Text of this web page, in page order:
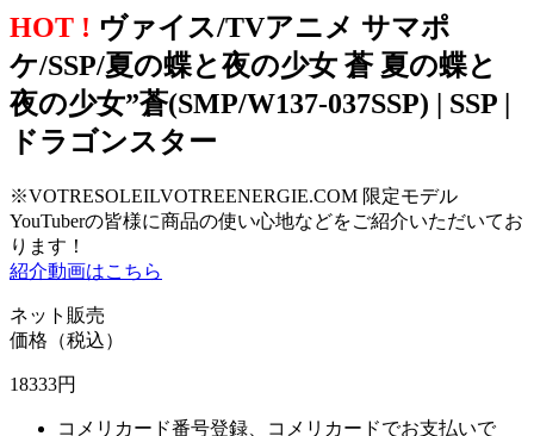
HOT ! ヴァイス/TVアニメ サマポ
ケ/SSP/夏の蝶と夜の少女 蒼 夏の蝶と
夜の少女”蒼(SMP/W137-037SSP) | SSP |
ドラゴンスター
※VOTRESOLEILVOTREENERGIE.COM 限定モデル
YouTuberの皆様に商品の使い心地などをご紹介いただいてお
ります！
紹介動画はこちら
ネット販売
価格（税込）
18333円
コメリカード番号登録、コメリカードでお支払いで